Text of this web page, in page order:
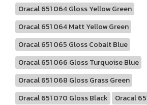
Oracal 651 064 Gloss Yellow Green
Oracal 651 064 Matt Yellow Green
Oracal 651 065 Gloss Cobalt Blue
Oracal 651 066 Gloss Turquoise Blue
Oracal 651 068 Gloss Grass Green
Oracal 651 070 Gloss Black
Oracal